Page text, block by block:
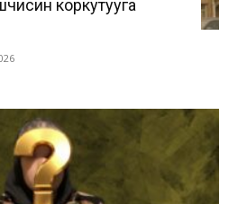
коркутууга